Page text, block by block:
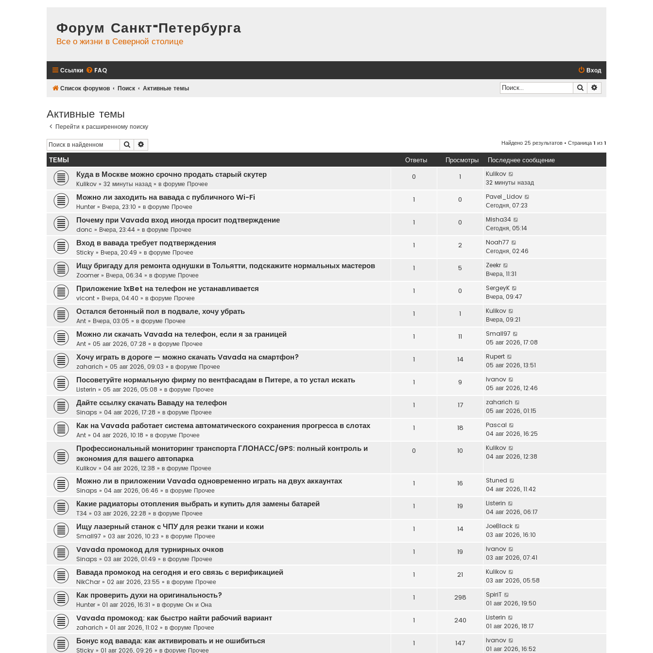
Форум Санкт-Петербурга
Все о жизни в Северной столице
Ссылки FAQ Вход
Список форумов Поиск Активные темы Поиск
Активные темы
Перейти к расширенному поиску
Поиск Найдено 25 результатов • Страница1 из1
ТЕМЫ Ответы Просмотры Последнее сообщение
Куда в Москве можно срочно продать старый скутер
Kulikov » 32 минуты назад » в форуме Прочее
0 1
Kulikov
32 минуты назад
Можно ли заходить на вавада с публичного Wi-Fi
Hunter » Вчера, 23:10 » в форуме Прочее
1 0
Pavel_Lidov
Сегодня, 07:23
Почему при Vavada вход иногда просит подтверждение
donc » Вчера, 23:44 » в форуме Прочее
1 0
Misha34
Сегодня, 05:14
Вход в вавада требует подтверждения
Sticky » Вчера, 20:49 » в форуме Прочее
1 2
Noah77
Сегодня, 02:46
Ищу бригаду для ремонта однушки в Тольятти, подскажите нормальных мастеров
Zoomer » Вчера, 06:34 » в форуме Прочее
1 5
Zeekr
Вчера, 11:31
Приложение 1xBet на телефон не устанавливается
vicont » Вчера, 04:40 » в форуме Прочее
1 0
SergeyK
Вчера, 09:47
Остался бетонный пол в подвале, хочу убрать
Ant » Вчера, 03:05 » в форуме Прочее
1 1
Kulikov
Вчера, 09:21
Можно ли скачать Vavada на телефон, если я за границей
Ant » 05 авг 2026, 07:28 » в форуме Прочее
1 11
Small97
05 авг 2026, 17:08
Хочу играть в дороге — можно скачать Vavada на смартфон?
zaharich » 05 авг 2026, 09:03 » в форуме Прочее
1 14
Rupert
05 авг 2026, 13:51
Посоветуйте нормальную фирму по вентфасадам в Питере, а то устал искать
Listerin » 05 авг 2026, 05:08 » в форуме Прочее
1 9
Ivanov
05 авг 2026, 12:46
Дайте ссылку скачать Ваваду на телефон
Sinaps » 04 авг 2026, 17:28 » в форуме Прочее
1 17
zaharich
05 авг 2026, 01:15
Как на Vavada работает система автоматического сохранения прогресса в слотах
Ant » 04 авг 2026, 10:18 » в форуме Прочее
1 18
Pascal
04 авг 2026, 16:25
Профессиональный мониторинг транспорта ГЛОНАСС/GPS: полный контроль и
экономия для вашего автопарка
Kulikov » 04 авг 2026, 12:38 » в форуме Прочее
0 10
Kulikov
04 авг 2026, 12:38
Можно ли в приложении Vavada одновременно играть на двух аккаунтах
Sinaps » 04 авг 2026, 06:46 » в форуме Прочее
1 16
Stuned
04 авг 2026, 11:42
Какие радиаторы отопления выбрать и купить для замены батарей
T34 » 03 авг 2026, 22:28 » в форуме Прочее
1 19
Listerin
04 авг 2026, 06:17
Ищу лазерный станок с ЧПУ для резки ткани и кожи
Small97 » 03 авг 2026, 10:23 » в форуме Прочее
1 14
JoeBlack
03 авг 2026, 16:10
Vavada промокод для турнирных очков
Sinaps » 03 авг 2026, 01:49 » в форуме Прочее
1 19
Ivanov
03 авг 2026, 07:41
Вавада промокод на сегодня и его связь с верификацией
NikChar » 02 авг 2026, 23:55 » в форуме Прочее
1 21
Kulikov
03 авг 2026, 05:58
Как проверить духи на оригинальность?
Hunter » 01 авг 2026, 16:31 » в форуме Он и Она
1 298
SpiriT
01 авг 2026, 19:50
Vavada промокод: как быстро найти рабочий вариант
zaharich » 01 авг 2026, 11:02 » в форуме Прочее
1 240
Listerin
01 авг 2026, 18:17
Бонус код вавада: как активировать и не ошибиться
Sticky » 01 авг 2026, 09:26 » в форуме Прочее
1 147
Ivanov
01 авг 2026, 16:52